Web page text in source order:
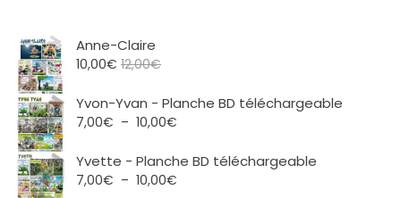
Anne-Claire
10,00€ 12,00€
Yvon-Yvan - Planche BD téléchargeable
7,00€ – 10,00€
prix :
Yvette - Planche BD téléchargeable
7,00€ – 10,00€